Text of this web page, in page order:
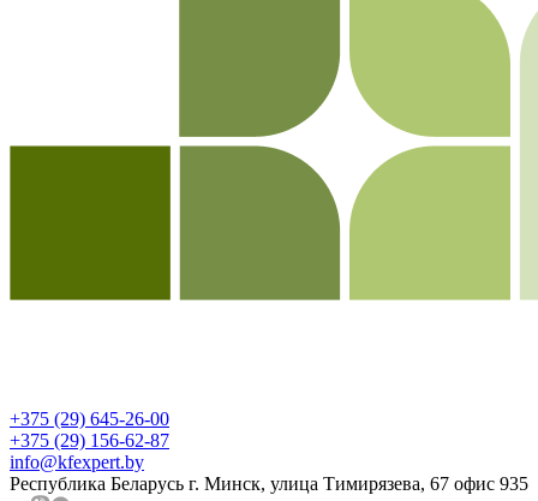
+375 (29) 645-26-00
+375 (29) 156-62-87
info@kfexpert.by
Республика Беларусь г. Минск, улица Тимирязева, 67 офис 935